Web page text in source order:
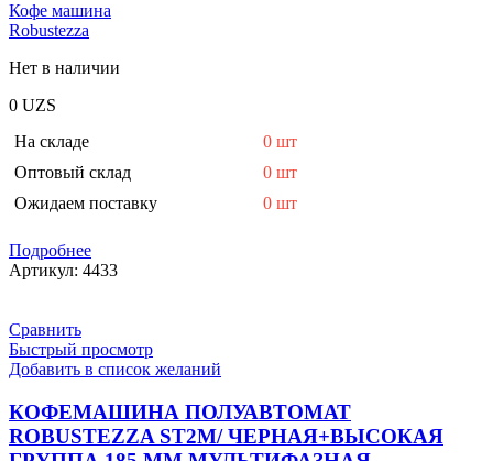
Кофе машина
Robustezza
Нет в наличии
0 UZS
На складе
0 шт
Оптовый склад
0 шт
Ожидаем поставку
0 шт
Подробнее
Артикул: 4433
Сравнить
Быстрый просмотр
Добавить в список желаний
КОФЕМАШИНА ПОЛУАВТОМАТ
ROBUSTEZZA ST2M/ ЧЕРНАЯ+ВЫСОКАЯ